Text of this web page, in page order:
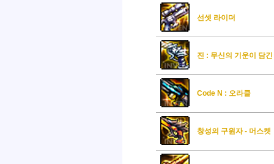
선셋 라이더
진 : 무신의 기운이 담
Code N : 오라클
창성의 구원자 - 머스켓